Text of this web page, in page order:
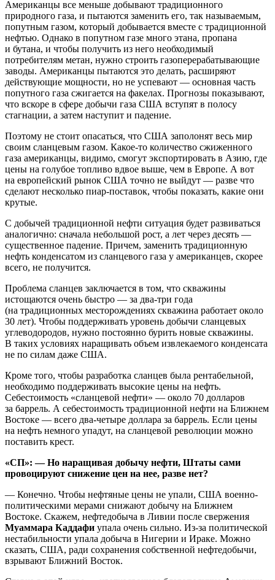
Американцы все меньше добывают традиционного
природного газа, и пытаются заменить его, так называемым,
попутным газом, который добывается вместе с традиционной
нефтью. Однако в попутном газе много этана, пропана
и бутана, и чтобы получить из него необходимый
потребителям метан, нужно строить газоперерабатывающие
заводы. Американцы пытаются это делать, расширяют
действующие мощности, но не успевают — основная часть
попутного газа сжигается на факелах. Прогнозы показывают,
что вскоре в сфере добычи газа США вступят в полосу
стагнации, а затем наступит и падение.
Поэтому не стоит опасаться, что США заполонят весь мир
своим сланцевым газом. Какое-то количество сжиженного
газа американцы, видимо, смогут экспортировать в Азию, где
цены на голубое топливо вдвое выше, чем в Европе. А вот
на европейский рынок США точно не выйдут — разве что
сделают несколько пиар-поставок, чтобы показать, какие они
крутые.
С добычей традиционной нефти ситуация будет развиваться
аналогично: сначала небольшой рост, а лет через десять —
существенное падение. Причем, заменить традиционную
нефть конденсатом из сланцевого газа у американцев, скорее
всего, не получится.
Проблема сланцев заключается в том, что скважины
истощаются очень быстро — за два-три года
(на традиционных месторождениях скважина работает около
30 лет). Чтобы поддерживать уровень добычи сланцевых
углеводородов, нужно постоянно бурить новые скважины.
В таких условиях наращивать объем извлекаемого конденсата
не по силам даже США.
Кроме того, чтобы разработка сланцев была рентабельной,
необходимо поддерживать высокие цены на нефть.
Себестоимость «сланцевой нефти» — около 70 долларов
за баррель. А себестоимость традиционной нефти на Ближнем
Востоке — всего два-четыре доллара за баррель. Если цены
на нефть немного упадут, на сланцевой революции можно
поставить крест.
«СП»: — Но наращивая добычу нефти, Штаты сами
провоцируют снижение цен на нее, разве нет?
— Конечно. Чтобы нефтяные цены не упали, США военно-
политическими мерами снижают добычу на Ближнем
Востоке. Скажем, нефтедобыча в Ливии после свержения
Муаммара Каддафи упала очень сильно. Из-за политической
нестабильности упала добыча в Нигерии и Ираке. Можно
сказать, США, ради сохранения собственной нефтедобычи,
взрывают Ближний Восток.